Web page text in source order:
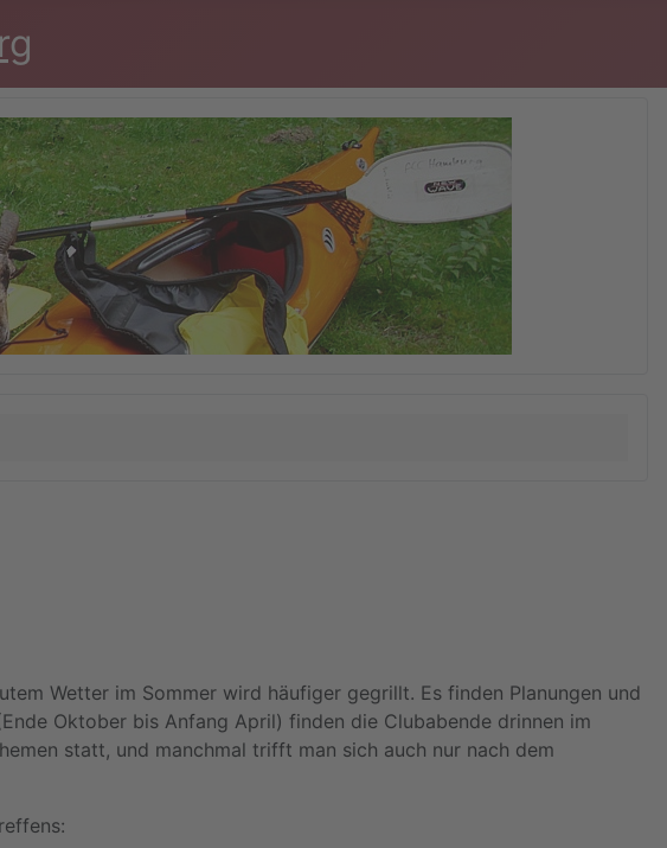
Wetter im Sommer wird häufiger gegrillt. Es finden Planungen und
Oktober bis Anfang April) finden die Clubabende drinnen im
statt, und manchmal trifft man sich auch nur nach dem